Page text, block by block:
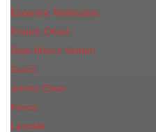
Escentric Molecules
Franck Oliver
Gian Marco Venturi
Gucci
Jimmy Choo
Kenzo
Lacoste